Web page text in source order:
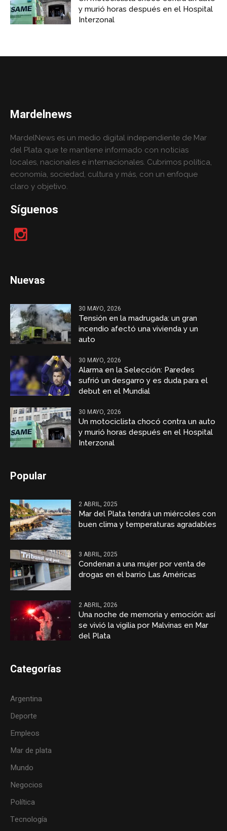
y murió horas después en el Hospital
Interzonal
Mardelnews
MardelNews es un medio digital independiente de Mar
del Plata que te mantiene informado con noticias
locales, nacionales e internacionales. Cubrimos política,
economía, sociedad, cultura y más, con un enfoque
claro y objetivo.
Síguenos
Nuevas
30 MAYO, 2026
Tensión en la madrugada: un gran
incendio afectó una vivienda y un
auto
30 MAYO, 2026
Alarma en la Selección: Paredes
sufrió un desgarro y es duda para el
debut en el Mundial
30 MAYO, 2026
Un motociclista chocó contra un auto
y murió horas después en el Hospital
Interzonal
Popular
2 ABRIL, 2025
Mar del Plata tendrá un miércoles con
buen clima y temperaturas agradables
3 ABRIL, 2025
Condenan a una mujer por venta de
drogas en el barrio Las Américas
2 ABRIL, 2026
Una noche de memoria y emoción: así
se vivió la vigilia por Malvinas en Mar
del Plata
Categorías
Argentina
Deporte
Empleos
Mar de plata
Mundo
Negocios
Política
Tecnología